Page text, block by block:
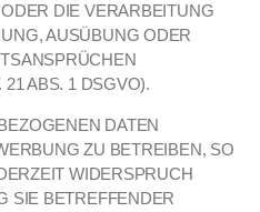
DIE VERARBEITUNG
AUSÜBUNG ODER
ABS. 1 DSGVO).
DATEN
ZU BETREIBEN, SO
WIDERSPRUCH
SIE BETREFFENDER